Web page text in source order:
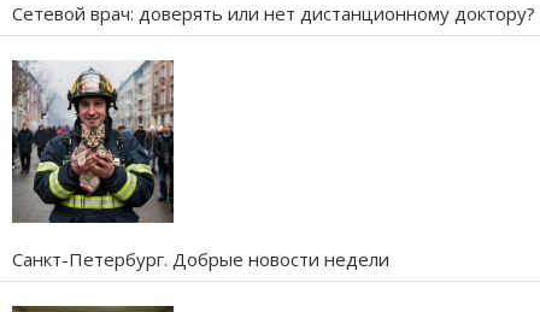
Сетевой врач: доверять или нет дистанционному доктору?
Санкт-Петербург. Добрые новости недели